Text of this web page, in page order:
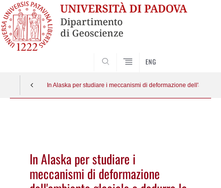
ENG
In Alaska per studiare i meccanismi di deformazione
In Alaska per studiare i
meccanismi di deformazione